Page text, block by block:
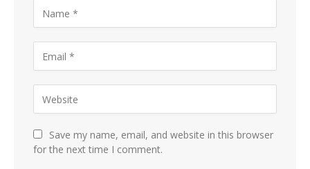
Save my name, email, and website in this browser
for the next time I comment.